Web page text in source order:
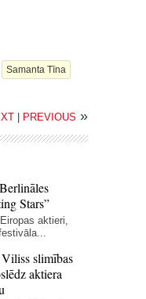
Samanta Tīna
PREVIOUS »
Stars”
aktieri,
slimības
aktiera